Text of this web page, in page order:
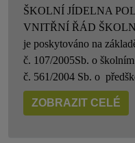
ŠKOLNÍ JÍDELNA
VNITŘNÍ ŘÁD
je poskytováno na
č. 107/2005Sb. o
č. 561/2004 Sb. o
ZOBRAZIT CELÉ